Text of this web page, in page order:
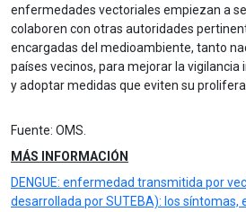
enfermedades vectoriales empiezan a
colaboren con otras autoridades
encargadas del medioambiente, tanto
países vecinos, para mejorar la vigilancia
y adoptar medidas que eviten su
Fuente: OMS.
MÁS INFORMACIÓN
DENGUE: enfermedad transmitida por
desarrollada por SUTEBA): los síntomas,